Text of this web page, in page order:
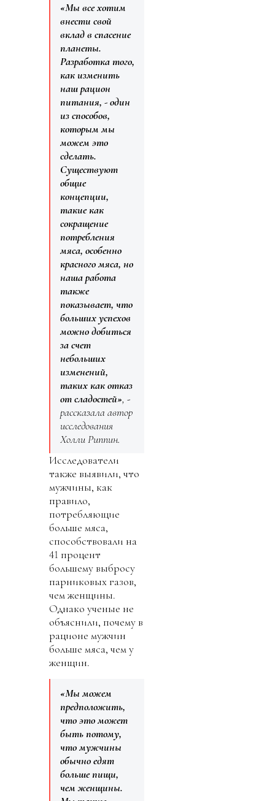
«Мы все хотим
внести свой
вклад в спасение
планеты.
Разработка того,
как изменить
наш рацион
питания, - один
из способов,
которым мы
можем это
сделать.
Существуют
общие
концепции,
такие как
сокращение
потребления
мяса, особенно
красного мяса, но
наша работа
также
показывает, что
больших успехов
можно добиться
за счет
небольших
изменений,
таких как отказ
от сладостей», -
рассказала автор
исследования
Холли Риппин.
Исследователи
также выявили, что
мужчины, как
правило,
потребляющие
больше мяса,
способствовали на
41 процент
большему выбросу
парниковых газов,
чем женщины.
Однако ученые не
объяснили, почему в
рационе мужчин
больше мяса, чем у
женщин.
«Мы можем
предположить,
что это может
быть потому,
что мужчины
обычно едят
больше пищи,
чем женщины.